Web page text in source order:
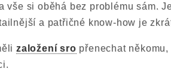
vše si oběhá bez problému sám.
a patřičné know-how je
založení sro přenechat